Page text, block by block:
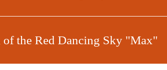
of the Red Dancing Sky "Max"